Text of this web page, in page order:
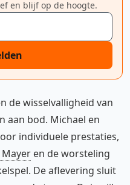
en blijf op de hoogte.
de wisselvalligheid van
aan bod. Michael en
individuele prestaties,
Mayer en de worsteling
De aflevering sluit